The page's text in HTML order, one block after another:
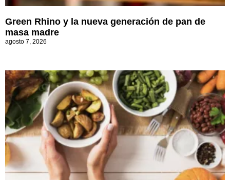
Green Rhino y la nueva generación de pan de
masa madre
agosto 7, 2026